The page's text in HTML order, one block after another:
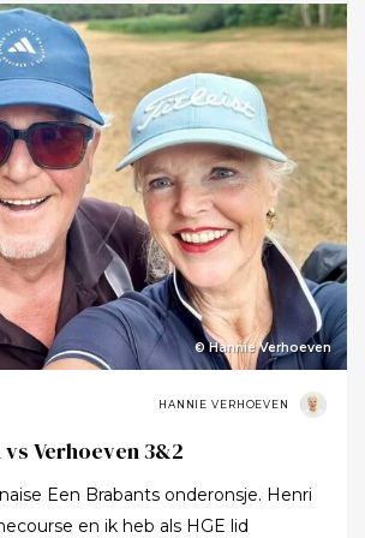
aankondigde dat ik het nu echt niet
© Hannie Verhoeven
HANNIE VERHOEVEN
vs Verhoeven 3&2
Henri
en ik heb als HGE lid